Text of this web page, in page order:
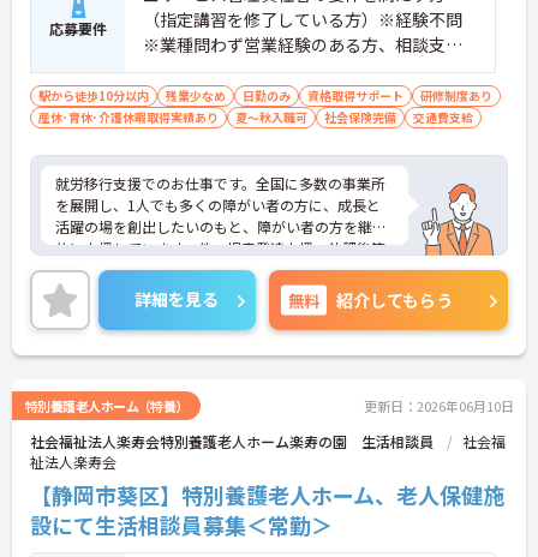
応募要件
（指定講習を修了している方）※経験不問
※業種問わず営業経験のある方、相談支
援・直接支援の経験がある方歓迎
駅から徒歩10分以内 残業少なめ 日勤のみ 資格取得サポート
研修制度あり
産休･育休･介護休暇取得実績あり
夏～秋入職可 社会保険完備 交通費支給
就労移行支援でのお仕事です。全国に多数の事業所
を展開し、1人でも多くの障がい者の方に、成長と
活躍の場を創出したいのもと、障がい者の方を継続
的に支援しています。他、児童発達支援、放課後等
デイサービスも展開しており安定感も抜群です。
ご興味ある方には、面接対策ポイントなど、さらに
詳細をお話しいたしますのでお気軽にご相談くださ
い！
詳細を見る 無料 紹介してもらう
特別養護老人ホーム（特養） 更新日：2026年06月10日
社会福祉法人楽寿会特別養護老人ホーム楽寿の園 生活相談員
社会福
祉法人楽寿会
【静岡市葵区】特別養護老人ホーム、老人保健施
設にて生活相談員募集＜常勤＞